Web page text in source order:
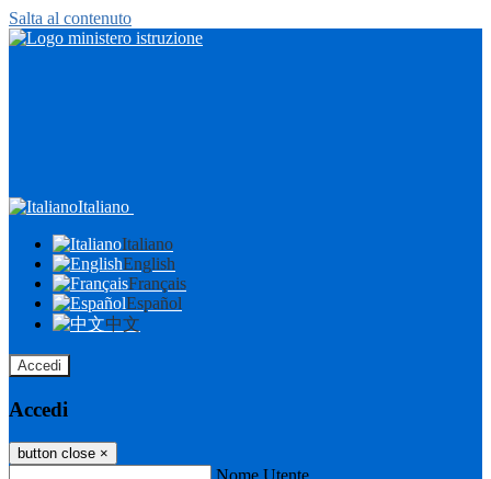
Salta al contenuto
Italiano
Italiano
English
Français
Español
中文
Accedi
Accedi
button close ×